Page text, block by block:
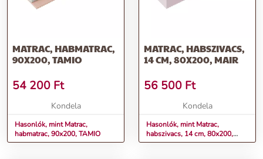
MATRAC, HABMATRAC,
90X200, TAMIO
54 200 Ft
Kondela
Hasonlók, mint Matrac,
habmatrac, 90x200, TAMIO
MATRAC, HABSZIVACS,
14 CM, 80X200, MAIR
56 500 Ft
Kondela
Hasonlók, mint Matrac,
habszivacs, 14 cm, 80x200,
MAIR